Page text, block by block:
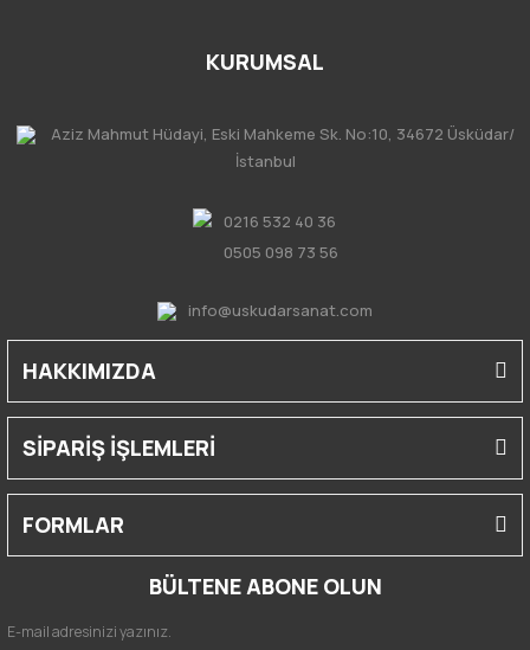
KURUMSAL
Aziz Mahmut Hüdayi, Eski Mahkeme Sk. No:10, 34672 Üsküdar/
İstanbul
0216 532 40 36
0505 098 73 56
info@uskudarsanat.com
HAKKIMIZDA
SİPARİŞ İŞLEMLERİ
FORMLAR
BÜLTENE ABONE OLUN